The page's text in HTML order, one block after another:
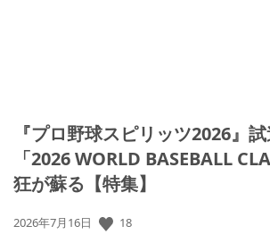
『プロ野球スピリッツ2026』
「2026 WORLD BASEBALL
狂が蘇る【特集】
公
2026年7月16日 18